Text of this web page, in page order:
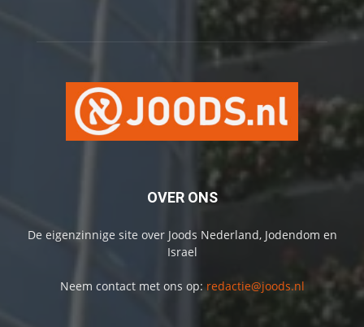
OVER ONS
De eigenzinnige site over Joods Nederland, Jodendom en
Israel
Neem contact met ons op: redactie@joods.nl